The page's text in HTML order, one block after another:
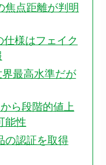
焦点距離が判明
様はフェイク
最高水準だが
ら段階的値上
能性
の認証を取得